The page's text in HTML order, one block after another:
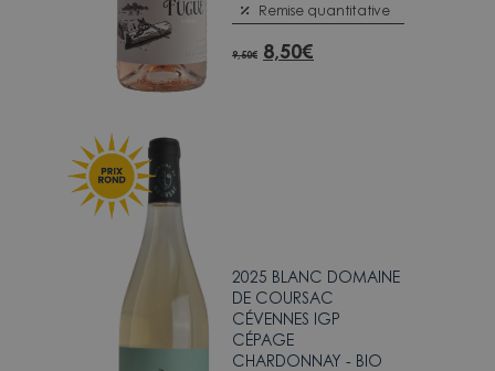
Remise quantitative
9,50€ 8,50€
2025 BLANC DOMAINE
DE COURSAC
CÉVENNES IGP
CÉPAGE
CHARDONNAY - BIO